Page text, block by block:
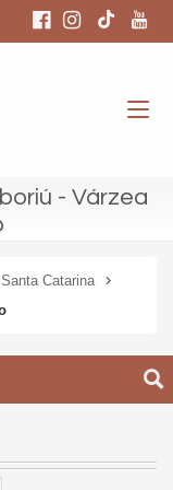
- Várzea
Santa Catarina